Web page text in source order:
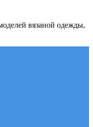
вязаной одежды,